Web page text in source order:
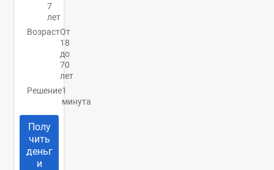
7
лет
ВозрастОт
18
до
70
лет
Решение1
минута
Полу
чить
деньг
и